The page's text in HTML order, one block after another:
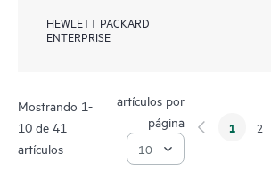
HEWLETT PACKARD
ENTERPRISE
Mostrando 1-
10 de 41
artículos
artículos por
página
1 2